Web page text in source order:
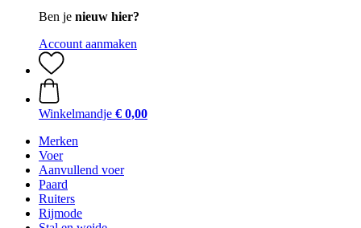
Ben je nieuw hier?
Account aanmaken
Winkelmandje € 0,00
Merken
Voer
Aanvullend voer
Paard
Ruiters
Rijmode